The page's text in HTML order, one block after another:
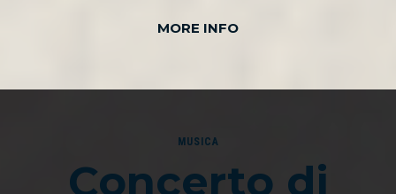
MORE INFO
MUSICA
Concerto di